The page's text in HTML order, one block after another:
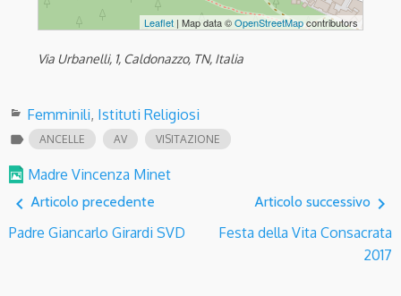
Leaflet | Map data ©OpenStreetMapcontributors
Via Urbanelli, 1, Caldonazzo, TN, Italia
Femminili, Istituti Religiosi
label ANCELLE AV VISITAZIONE
Madre Vincenza Minet
navigate_before Articolo precedente
Padre Giancarlo Girardi SVD
Articolo successivo navigate_next
Festa della Vita Consacrata
2017